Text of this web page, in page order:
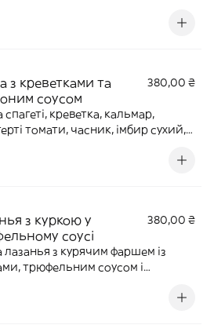
з креветками та
соусом
380,00 ₴
спагеті, креветка, кальмар,
томати, часник, імбир сухий,
з куркою у
соусі
380,00 ₴
лазанья з курячим фаршем із
трюфельним соусом і